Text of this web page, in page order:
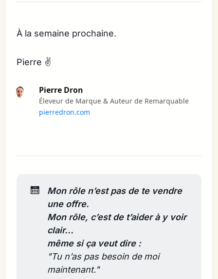
À la semaine prochaine.
Pierre ✌️
Pierre Dron
Éleveur de Marque & Auteur de Remarquable
pierredron.com
🛗
Mon rôle n’est pas de te vendre
une offre.
Mon rôle, c’est de t’aider à y voir
clair...
même si ça veut dire :
"Tu n’as pas besoin de moi
maintenant."